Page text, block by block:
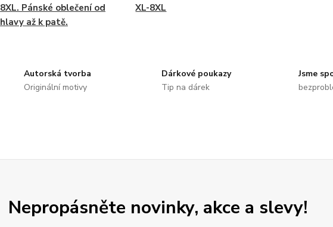
Autorská tvorba
Originální motivy
Dárkové poukazy
Tip na dárek
Jsme
8XL. Pánské oblečení od
hlavy až k patě.
XL-8XL
Nepropásněte novinky, akce a slevy!